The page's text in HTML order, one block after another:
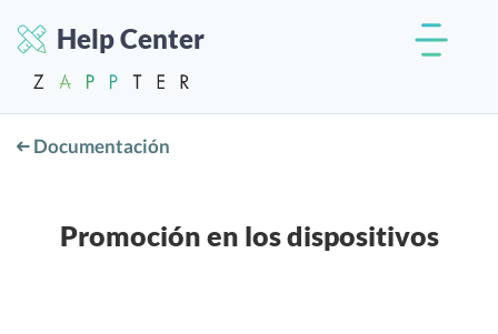
Help Center
Documentación
Promoción en los dispositivos